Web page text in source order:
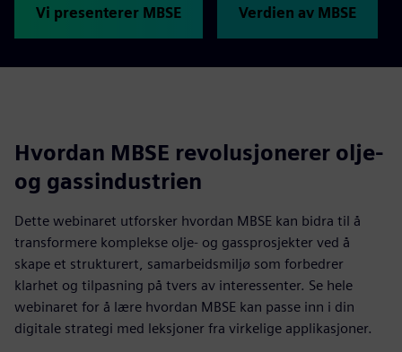
Vi presenterer MBSE Verdien av MBSE
Hvordan MBSE revolusjonerer olje-
og gassindustrien
Dette webinaret utforsker hvordan MBSE kan bidra til å
transformere komplekse olje- og gassprosjekter ved å
skape et strukturert, samarbeidsmiljø som forbedrer
klarhet og tilpasning på tvers av interessenter. Se hele
webinaret for å lære hvordan MBSE kan passe inn i din
digitale strategi med leksjoner fra virkelige applikasjoner.